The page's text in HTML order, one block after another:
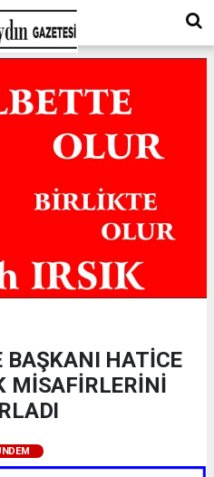
BAŞKANI HATİCE
MİSAFİRLERİNİ